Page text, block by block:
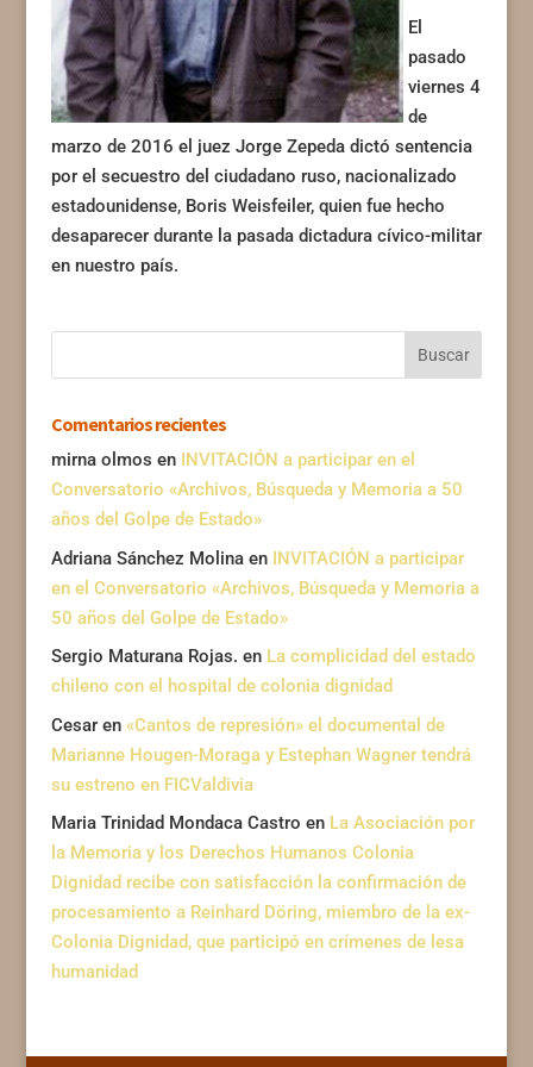
El
pasado
viernes 4
de
marzo de 2016 el juez Jorge Zepeda dictó sentencia
por el secuestro del ciudadano ruso, nacionalizado
estadounidense, Boris Weisfeiler, quien fue hecho
desaparecer durante la pasada dictadura cívico-militar
en nuestro país.
Comentarios recientes
mirna olmos en INVITACIÓN a participar en el
Conversatorio «Archivos, Búsqueda y Memoria a 50
años del Golpe de Estado»
Adriana Sánchez Molinaen INVITACIÓN a participar
en el Conversatorio «Archivos, Búsqueda y Memoria a
50 años del Golpe de Estado»
Sergio Maturana Rojas. en La complicidad del estado
chileno con el hospital de colonia dignidad
Cesaren «Cantos de represión» el documental de
Marianne Hougen-Moraga y Estephan Wagner tendrá
su estreno en FICValdivia
Maria Trinidad Mondaca Castro en La Asociación por
la Memoria y los Derechos Humanos Colonia
Dignidad recibe con satisfacción la confirmación de
procesamiento a Reinhard Döring, miembro de la ex-
Colonia Dignidad, que participó en crímenes de lesa
humanidad